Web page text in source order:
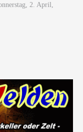
2. April,